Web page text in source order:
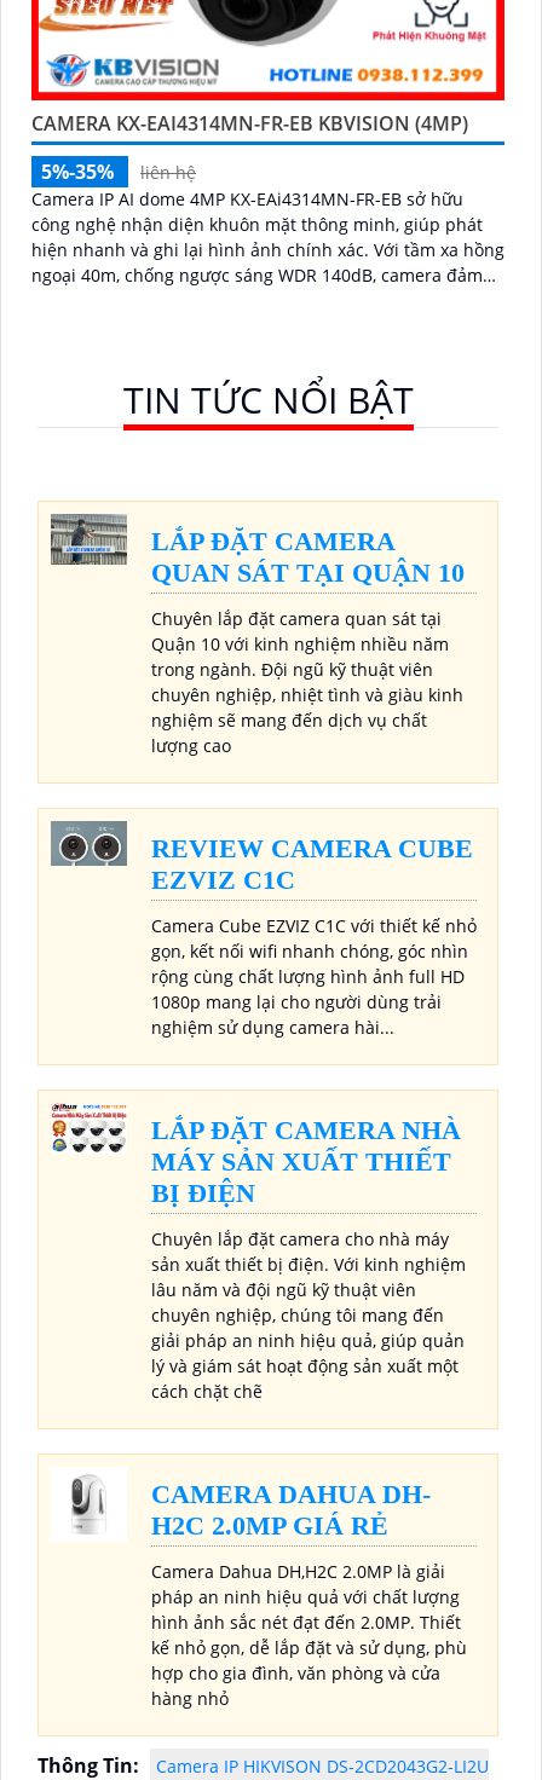
CAMERA KX-EAI4314MN-FR-EB KBVISION (4MP)
5%-35%
liên hệ
Camera IP AI dome 4MP KX-EAi4314MN-FR-EB sở hữu
công nghệ nhận diện khuôn mặt thông minh, giúp phát
hiện nhanh và ghi lại hình ảnh chính xác. Với tầm xa hồng
ngoại 40m, chống ngược sáng WDR 140dB, camera đảm
TIN TỨC NỔI BẬT
LẮP ĐẶT CAMERA
QUAN SÁT TẠI QUẬN 10
Chuyên lắp đặt camera quan sát tại
Quận 10 với kinh nghiệm nhiều năm
trong ngành. Đội ngũ kỹ thuật viên
chuyên nghiệp, nhiệt tình và giàu kinh
nghiệm sẽ mang đến dịch vụ chất
lượng cao
REVIEW CAMERA CUBE
EZVIZ C1C
Camera Cube EZVIZ C1C với thiết kế nhỏ
gọn, kết nối wifi nhanh chóng, góc nhìn
rộng cùng chất lượng hình ảnh full HD
1080p mang lại cho người dùng trải
nghiệm sử dụng camera hài...
LẮP ĐẶT CAMERA NHÀ
MÁY SẢN XUẤT THIẾT
BỊ ĐIỆN
Chuyên lắp đặt camera cho nhà máy
sản xuất thiết bị điện. Với kinh nghiệm
lâu năm và đội ngũ kỹ thuật viên
chuyên nghiệp, chúng tôi mang đến
giải pháp an ninh hiệu quả, giúp quản
lý và giám sát hoạt động sản xuất một
cách chặt chẽ
CAMERA DAHUA DH-
H2C 2.0MP GIÁ RẺ
Camera Dahua DH,H2C 2.0MP là giải
pháp an ninh hiệu quả với chất lượng
hình ảnh sắc nét đạt đến 2.0MP. Thiết
kế nhỏ gọn, dễ lắp đặt và sử dụng, phù
hợp cho gia đình, văn phòng và cửa
hàng nhỏ
Thông Tin:
Camera IP HIKVISON DS-2CD2043G2-LI2U